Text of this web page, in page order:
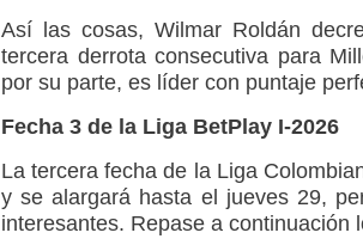
Así las cosas, Wilmar Roldán
tercera derrota consecutiva para
por su parte, es líder con puntaje
Fecha 3 de la Liga BetPlay I-2026
La tercera fecha de la Liga
y se alargará hasta el jueves 29,
interesantes. Repase a continuación